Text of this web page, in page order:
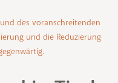
des voranschreitenden
und die Reduzierung